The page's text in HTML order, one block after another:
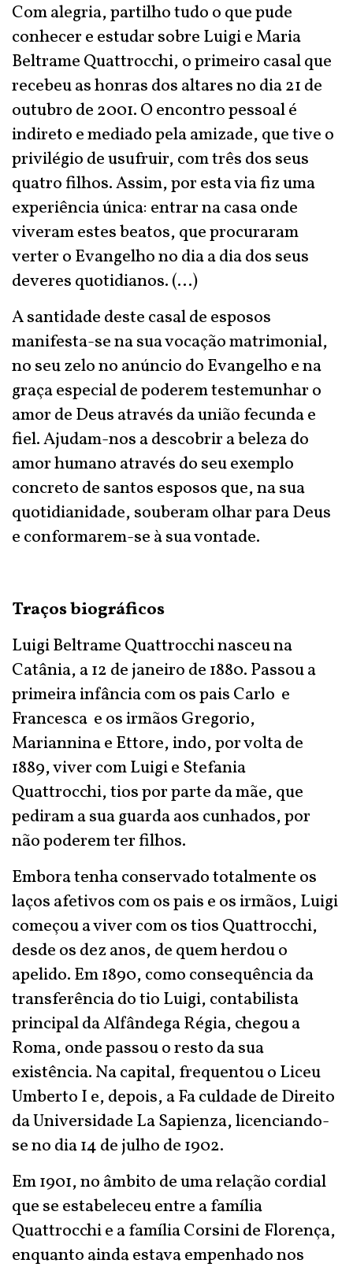
Com alegria, partilho tudo o que pude
conhecer e estudar sobre Luigi e Maria
Beltrame Quattrocchi, o primeiro casal que
recebeu as honras dos altares no dia 21 de
outubro de 2001. O encontro pessoal é
indireto e mediado pela amizade, que tive o
privilégio de usufruir, com três dos seus
quatro filhos. Assim, por esta via fiz uma
experiência única: entrar na casa onde
viveram estes beatos, que procuraram
verter o Evangelho no dia a dia dos seus
deveres quotidianos. (...)
A santidade deste casal de esposos
manifesta-se na sua vocação matrimonial,
no seu zelo no anúncio do Evangelho e na
graça especial de poderem testemunhar o
amor de Deus através da união fecunda e
fiel. Ajudam-nos a descobrir a beleza do
amor humano através do seu exemplo
concreto de santos esposos que, na sua
quotidianidade, souberam olhar para Deus
e conformarem-se à sua vontade.
Traços biográficos
Luigi Beltrame Quattrocchi nasceu na
Catânia, a 12 de janeiro de 1880. Passou a
primeira infância com os pais Carlo e
Francesca e os irmãos Gregorio,
Mariannina e Ettore, indo, por volta de
1889, viver com Luigi e Stefania
Quattrocchi, tios por parte da mãe, que
pediram a sua guarda aos cunhados, por
não poderem ter filhos.
Embora tenha conservado totalmente os
laços afetivos com os pais e os irmãos, Luigi
começou a viver com os tios Quattrocchi,
desde os dez anos, de quem herdou o
apelido. Em 1890, como consequência da
transferência do tio Luigi, contabilista
principal da Alfândega Régia, chegou a
Roma, onde passou o resto da sua
existência. Na capital, frequentou o Liceu
Umberto I e, depois, a Fa culdade de Direito
da Universidade La Sapienza, licenciando-
se no dia 14 de julho de 1902.
Em 1901, no âmbito de uma relação cordial
que se estabeleceu entre a família
Quattrocchi e a família Corsini de Florença,
enquanto ainda estava empenhado nos